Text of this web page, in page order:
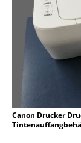
Canon Drucker